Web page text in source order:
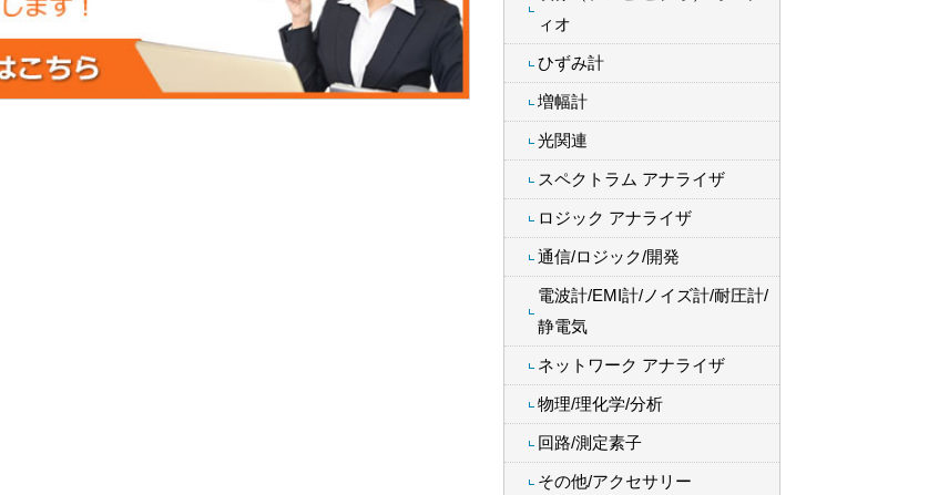
ィオ
ひずみ計
増幅計
光関連
スペクトラム アナライザ
ロジック アナライザ
通信/ロジック/開発
電波計/EMI計/ノイズ計/耐圧計/
静電気
ネットワーク アナライザ
物理/理化学/分析
回路/測定素子
その他/アクセサリー